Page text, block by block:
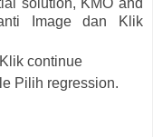
Image dan Klik
continue
Pilih regression.